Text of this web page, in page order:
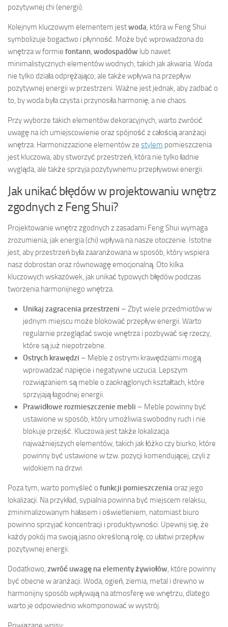
pozytywnej chi (energii).
Kolejnym kluczowym elementem jestwoda, która w Feng Shui
symbolizuje bogactwo i płynność. Może być wprowadzona do
wnętrza w formie fontann, wodospadów lub nawet
minimalistycznych elementów wodnych, takich jak akwaria. Woda
nie tylko działa odprężająco, ale także wpływa na przepływ
pozytywnej energii w przestrzeni. Ważne jest jednak, aby zadbać o
to, by woda była czysta i przynosiła harmonię, a nie chaos.
Przy wyborze takich elementów dekoracyjnych, warto zwrócić
uwagę na ich umiejscowienie oraz spójność z całością aranżacji
wnętrza. Harmonizzazione elementów ze stylem pomieszczenia
jest kluczowa, aby stworzyć przestrzeń, która nie tylko ładnie
wygląda, ale także sprzyja pozytywnemu przepływowi energii.
Jak unikać błędów w projektowaniu wnętrz
zgodnych z Feng Shui?
Projektowanie wnętrz zgodnych z zasadami Feng Shui wymaga
zrozumienia, jak energia (chi) wpływa na nasze otoczenie. Istotne
jest, aby przestrzeń była zaaranżowana w sposób, który wspiera
nasz dobrostan oraz równowagę emocjonalną. Oto kilka
kluczowych wskazówek, jak unikać typowych błędów podczas
tworzenia harmonijnego wnętrza.
Unikaj zagracenia przestrzeni – Zbyt wiele przedmiotów w
jednym miejscu może blokować przepływ energii. Warto
regularnie przeglądać swoje wnętrza i pozbywać się rzeczy,
które są już niepotrzebne.
Ostrych krawędzi – Meble z ostrymi krawędziami mogą
wprowadzać napięcie i negatywne uczucia. Lepszym
rozwiązaniem są meble o zaokrąglonych kształtach, które
sprzyjają łagodnej energii.
Prawidłowe rozmieszczenie mebli – Meble powinny być
ustawione w sposób, który umożliwia swobodny ruch i nie
blokuje przejść. Kluczowa jest także lokalizacja
najważniejszych elementów, takich jak łóżko czy biurko, które
powinny być ustawione w tzw. pozycji komendującej, czyli z
widokiem na drzwi.
Poza tym, warto pomyśleć o funkcji pomieszczeniaoraz jego
lokalizacji. Na przykład, sypialnia powinna być miejscem relaksu,
zminimalizowanym hałasem i oświetleniem, natomiast biuro
powinno sprzyjać koncentracji i produktywności. Upewnij się, że
każdy pokój ma swoją jasno określoną rolę, co ułatwi przepływ
pozytywnej energii.
Dodatkowo, zwróć uwagę na elementy żywiołów, które powinny
być obecne w aranżacji. Woda, ogień, ziemia, metal i drewno w
harmonijny sposób wpływają na atmosferę we wnętrzu, dlatego
warto je odpowiednio wkomponować w wystrój.